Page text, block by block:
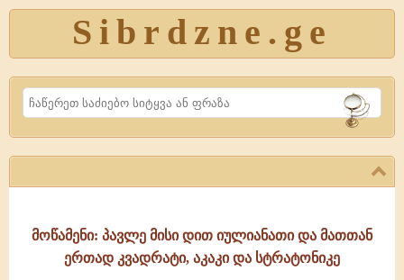
Sibrdzne.ge
Search
მოწამენი: პავლე მისი დით იულიანათი და მათთან
ერთად კვადრატი, აკაკი და სტრატონიკე